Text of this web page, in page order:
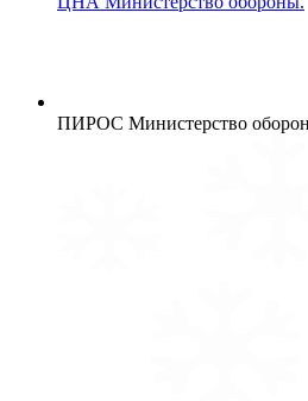
ПИРОС Министерство